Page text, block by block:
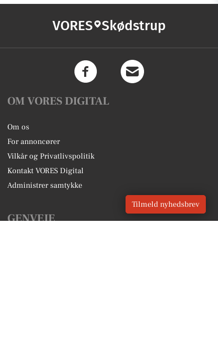
VORES Skødstrup
OM VORES DIGITAL
Om os
For annoncører
Vilkår og Privatlivspolitik
Kontakt VORES Digital
Administrer samtykke
GENVEJE
Tilmeld nyhedsbrev